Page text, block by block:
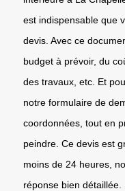
est indispensable que
devis. Avec ce
budget à prévoir, du
des travaux, etc. Et
notre formulaire de
coordonnées, tout en
peindre. Ce devis est
moins de 24 heures,
réponse bien détaillée.